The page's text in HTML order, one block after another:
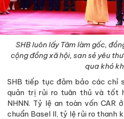
SHB luôn lấy Tâm làm gốc,
cộng đồng xã hội, san sẻ yêu
qua khó
SHB tiếp tục đảm bảo các chỉ
quản trị rủi ro tuân thủ và tốt
NHNN. Tỷ lệ an toàn vốn CAR
chuẩn Basel II, tỷ lệ rủi ro thanh